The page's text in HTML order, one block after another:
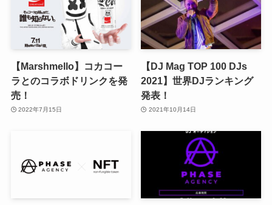
【Marshmello】コカコー
ラとのコラボドリンクを発
売！
2022年7月15日
【DJ Mag TOP 100 DJs
2021】世界DJランキング
発表！
2021年10月14日